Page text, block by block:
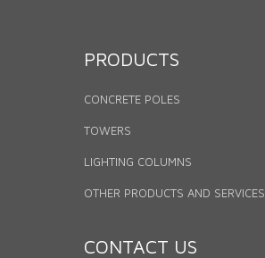
PRODUCTS
CONCRETE POLES
TOWERS
LIGHTING COLUMNS
OTHER PRODUCTS AND SERVICES
CONTACT US